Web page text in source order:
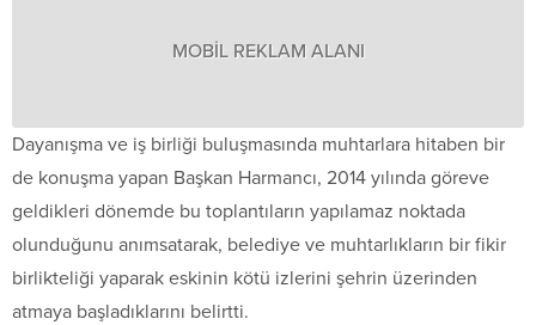
MOBİL REKLAM ALANI
Dayanışma ve iş birliği buluşmasında muhtarlara hitaben bir
de konuşma yapan Başkan Harmancı, 2014 yılında göreve
geldikleri dönemde bu toplantıların yapılamaz noktada
olunduğunu anımsatarak, belediye ve muhtarlıkların bir fikir
birlikteliği yaparak eskinin kötü izlerini şehrin üzerinden
atmaya başladıklarını belirtti.